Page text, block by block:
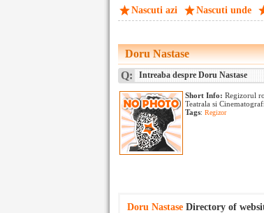
Nascuti azi Nascuti unde
Doru Nastase
Q: Intreaba despre Doru Nastase
Short Info: Regizorul
Teatrala si
Tags: Regizor
Doru Nastase Directory of